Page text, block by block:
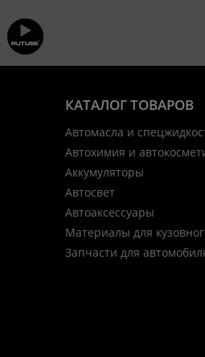
КАТАЛОГ ТОВАРОВ
Автомасла и
Автохимия и
Аккумуляторы
Автосвет
Автоаксессуары
Материалы для
Запчасти для